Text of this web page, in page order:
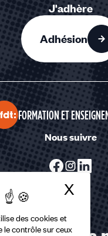
des cookies et
le contrôle sur ceux
X
J'adhère
Adhésion
FORMATION ET
Nous suivre